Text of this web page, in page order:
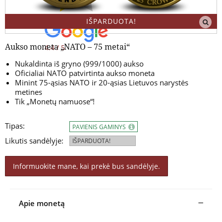
4.4 / 5
IŠPARDUOTA!
Aukso moneta „NATO – 75 metai“
Nukaldinta iš gryno (999/1000) aukso
Oficialiai NATO patvirtinta aukso moneta
Minint 75-ąsias NATO ir 20-ąsias Lietuvos narystės
metines
Tik „Monetų namuose“!
Tipas:
Likutis sandėlyje:
PAVIENIS GAMINYS
IŠPARDUOTA!
Informuokite mane, kai prekė bus sandėlyje.
Apie monetą